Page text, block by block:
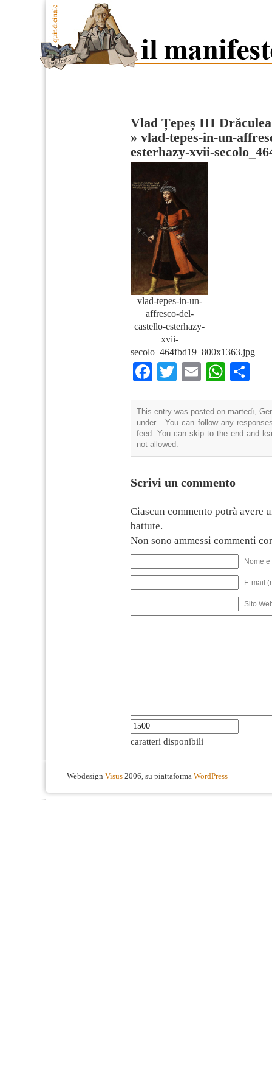
Vlad Țepeș III
» vlad-tepes-in-un-
esterhazy-xvii-
vlad-tepes-in-un-
affresco-del-
castello-esterhazy-
xvii-
secolo_464fbd19_800x1363.jpg
Facebook
TwitterEmail
This entry was posted on martedì,
under . You can follow any
feed. You can skip to the end and
not allowed.
Scrivi un commento
Ciascun commento potrà avere
battute.
Non sono ammessi commenti
Nome
E-mail
Sito
caratteri disponibili
Webdesign Visus 2006, su piattaforma WordPress